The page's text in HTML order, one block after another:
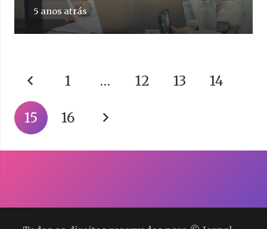
5 anos atrás
1 … 12 13 14
15 16